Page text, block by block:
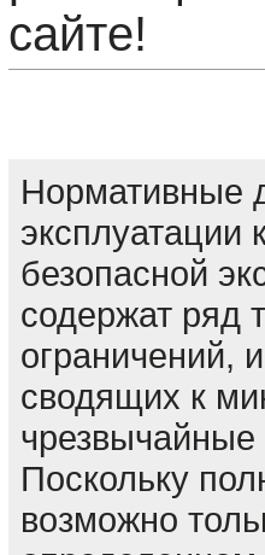
сайте!
Нормативные
эксплуатации
безопасной
содержат ряд
ограничений,
сводящих к
чрезвычайные
Поскольку
возможно